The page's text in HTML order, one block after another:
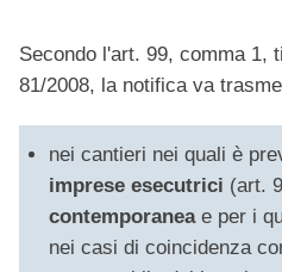
Secondo l'art. 99, comma 1,
81/2008, la notifica va
nei cantieri nei quali è
imprese esecutrici (art.
contemporaneae per i
nei casi di coincidenza